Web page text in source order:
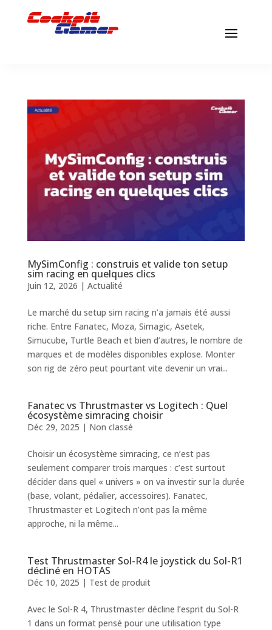
MySimConfig : construis et valide ton setup
sim racing en quelques clics
Juin 12, 2026 | Actualité
Le marché du setup sim racing n’a jamais été aussi
riche. Entre Fanatec, Moza, Simagic, Asetek,
Simucube, Turtle Beach et bien d’autres, le nombre de
marques et de modèles disponibles explose. Monter
son rig de zéro peut pourtant vite devenir un vrai...
Fanatec vs Thrustmaster vs Logitech : Quel
écosystème simracing choisir
Déc 29, 2025 | Non classé
Choisir un écosystème simracing, ce n’est pas
seulement comparer trois marques : c’est surtout
décider dans quel « univers » on va investir sur la durée
(base, volant, pédalier, accessoires). Fanatec,
Thrustmaster et Logitech n’ont pas la même
approche, ni la même...
Test Thrustmaster Sol-R4 le joystick du Sol-R1
décliné en HOTAS
Déc 10, 2025 | Test de produit
Avec le Sol-R 4, Thrustmaster décline l’esprit du Sol-R
1 dans un format pensé pour une utilisation type